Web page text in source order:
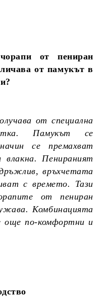
от пениран
от памукът в
от специална
Памукът се
се премахват
влакна. Пенираният
връхчетата
с времето. Тази
от пениран
Комбинацията
още по-комфортни и